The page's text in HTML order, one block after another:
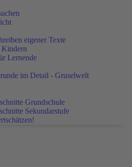
eigener Texte
Lernende
im Detail - Gruselwelt
Grundschule
Sekundarstufe